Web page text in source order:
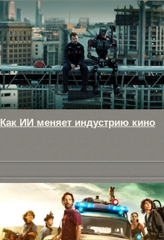
Как ИИ меняет индустрию кино